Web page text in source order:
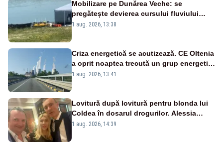
Mobilizare pe Dunărea Veche: se
pregătește devierea cursului fluviului
către Cernavodă – VIDEO
1 aug. 2026, 13:38
Criza energetică se acutizează. CE Oltenia
a oprit noaptea trecută un grup energetic
de la Rovinari
1 aug. 2026, 13:41
Lovitură după lovitură pentru blonda lui
Coldea în dosarul drogurilor. Alessia
Păcuraru explică decizia magistraților
1 aug. 2026, 14:39